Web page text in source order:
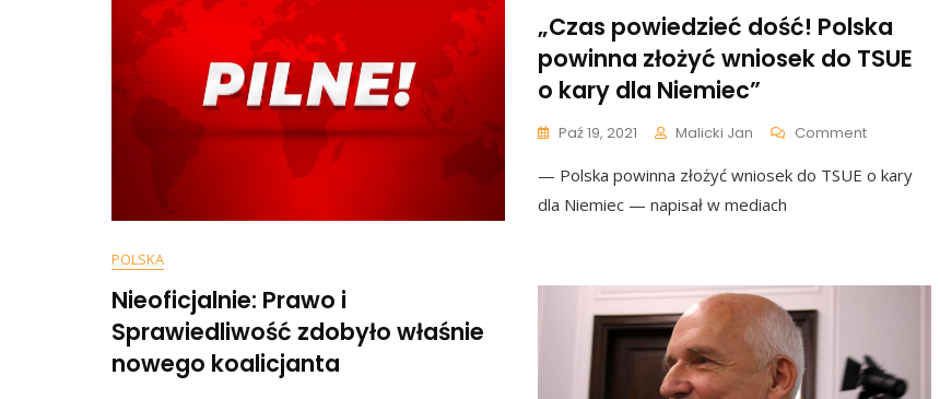
POLSKA
Nieoficjalnie: Prawo i
Sprawiedliwość zdobyło właśnie
nowego koalicjanta
„Czas powiedzieć dość! Polska
powinna złożyć wniosek do TSUE
o kary dla Niemiec”
Paź 19, 2021 Malicki Jan CommentOn
Powiedzieć
Wniosek
O
Kary
Dla
— Polska powinna złożyć wniosek do TSUE o kary
dla Niemiec — napisał w mediach